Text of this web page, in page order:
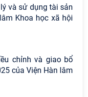
và sử dụng tài sản
Khoa học xã hội
chỉnh và giao bổ
của Viện Hàn lâm